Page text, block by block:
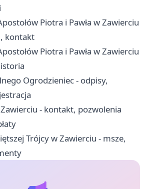
Piotra i Pawła w Zawierciu
kontakt
Piotra i Pawła w Zawierciu
Ogrodzieniec - odpisy,
- kontakt, pozwolenia
Trójcy w Zawierciu - msze,